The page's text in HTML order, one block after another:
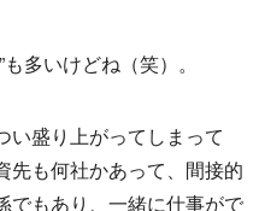
多いけどね（笑）。
い盛り上がってしまって
先も何社かあって、間接的
でもあり、一緒に仕事がで